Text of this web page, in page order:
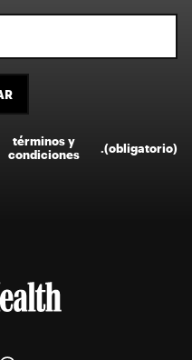
términos y
condiciones
(obligatorio)